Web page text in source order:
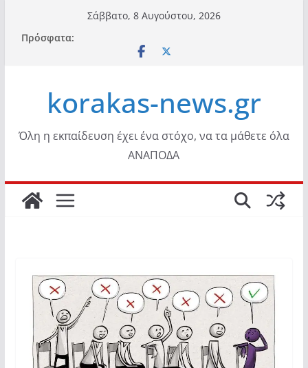
περιεχόμενο
Σάββατο, 8 Αυγούστου, 2026
Πρόσφατα:
korakas-news.gr
Όλη η εκπαίδευση έχει ένα στόχο, να τα μάθετε όλα
ΑΝΑΠΟΔΑ